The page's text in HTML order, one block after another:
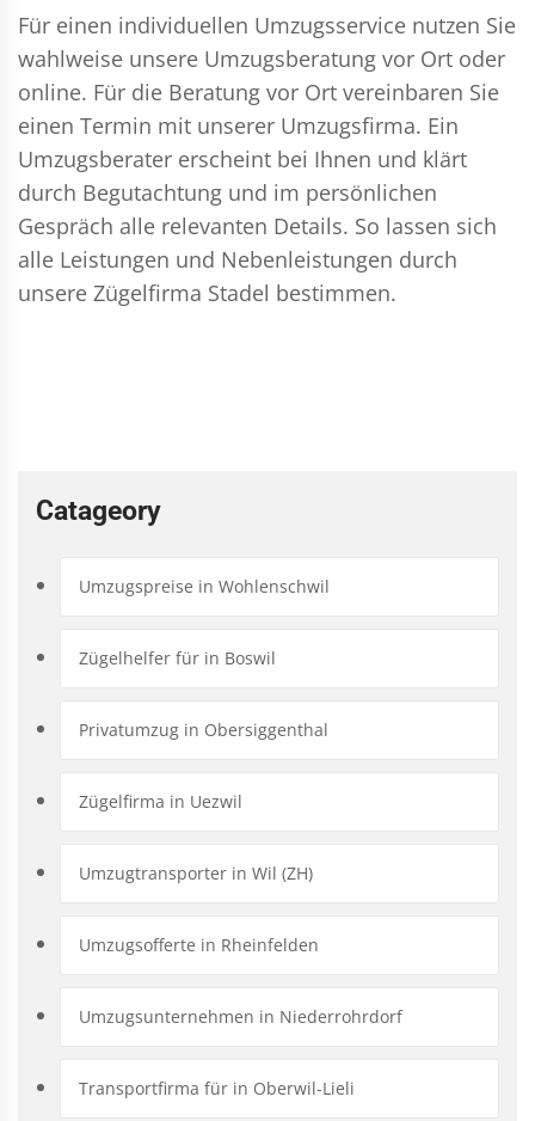
Für einen individuellen Umzugsservice nutzen Sie
wahlweise unsere Umzugsberatung vor Ort oder
online. Für die Beratung vor Ort vereinbaren Sie
einen Termin mit unserer Umzugsfirma. Ein
Umzugsberater erscheint bei Ihnen und klärt
durch Begutachtung und im persönlichen
Gespräch alle relevanten Details. So lassen sich
alle Leistungen und Nebenleistungen durch
unsere Zügelfirma Stadel bestimmen.
Catageory
Umzugspreise in Wohlenschwil
Zügelhelfer für in Boswil
Privatumzug in Obersiggenthal
Zügelfirma in Uezwil
Umzugtransporter in Wil (ZH)
Umzugsofferte in Rheinfelden
Umzugsunternehmen in Niederrohrdorf
Transportfirma für in Oberwil-Lieli